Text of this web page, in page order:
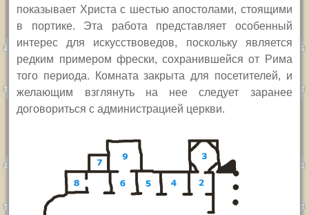
показывает Христа с шестью апостолами, стоящими
в портике. Эта работа представляет особенный
интерес для искусствоведов, поскольку является
редким примером фрески, сохранившейся от Рима
того периода. Комната закрыта для посетителей, и
желающим взглянуть на нее следует заранее
договориться с администрацией церкви.